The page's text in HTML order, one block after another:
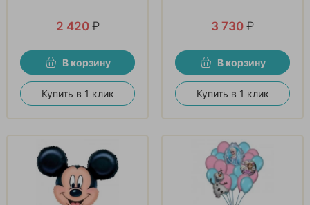
2 420 ₽
В корзину
Купить в 1 клик
3 730 ₽
В корзину
Купить в 1 клик